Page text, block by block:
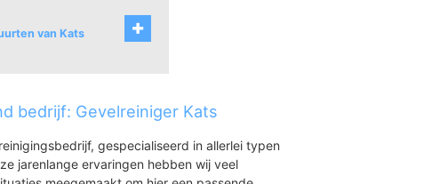
van Kats
bedrijf: Gevelreiniger Kats
gespecialiseerd in allerlei typen
jarenlange ervaringen hebben wij veel